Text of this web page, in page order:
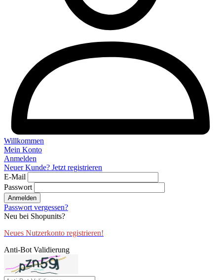
Willkommen
Mein Konto
Anmelden
Neuer Kunde? Jetzt registrieren
E-Mail
Passwort
Anmelden
Passwort vergessen?
Neu bei Shopunits?
Neues Nutzerkonto registrieren!
Anti-Bot Validierung